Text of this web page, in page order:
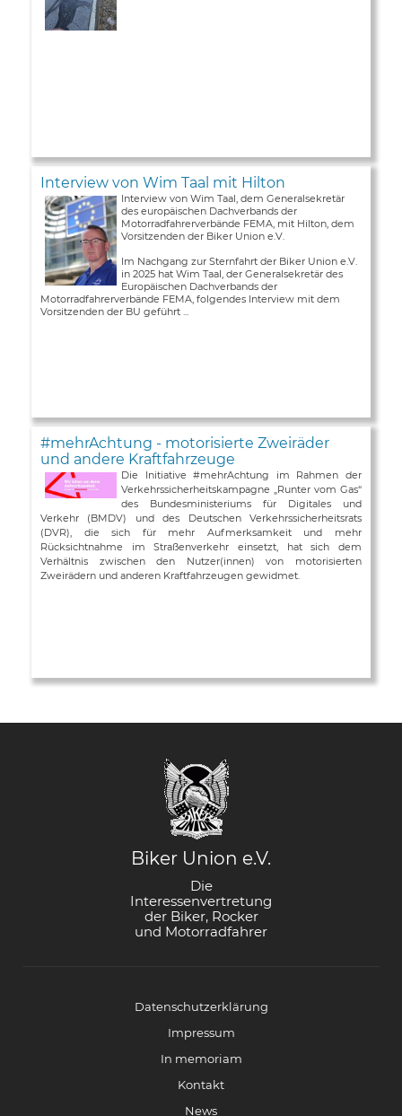
Interview von Wim Taal mit Hilton
Interview von Wim Taal, dem Generalsekretär
des europäischen Dachverbands der
Motorradfahrerverbände FEMA, mit Hilton, dem
Vorsitzenden der Biker Union e.V.
Im Nachgang zur Sternfahrt der Biker Union e.V.
in 2025 hat Wim Taal, der Generalsekretär des
Europäischen Dachverbands der
Motorradfahrerverbände FEMA, folgendes Interview mit dem
Vorsitzenden der BU geführt ...
#mehrAchtung - motorisierte Zweiräder
und andere Kraftfahrzeuge
Die Initiative #mehrAchtung im Rahmen der
Verkehrssicherheitskampagne „Runter vom Gas“
des Bundesministeriums für Digitales und
Verkehr (BMDV) und des Deutschen Verkehrssicherheitsrats
(DVR), die sich für mehr Aufmerksamkeit und mehr
Rücksichtnahme im Straßenverkehr einsetzt, hat sich dem
Verhältnis zwischen den Nutzer(innen) von motorisierten
Zweirädern und anderen Kraftfahrzeugen gewidmet.
Biker Union e.V.
Die
Interessenvertretung
der Biker, Rocker
und Motorradfahrer
Datenschutzerklärung
Impressum
In memoriam
Kontakt
News